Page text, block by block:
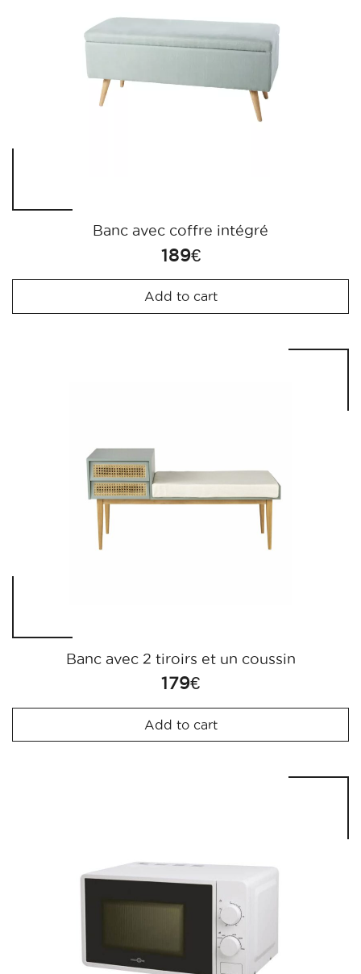
Banc avec coffre intégré
189€
Add to cart
Banc avec 2 tiroirs et un coussin
179€
Add to cart